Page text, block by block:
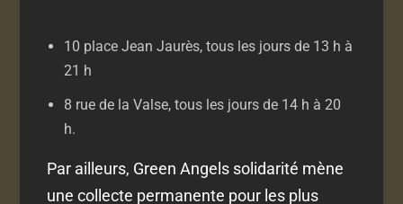
10 place Jean Jaurès, tous les jours de 13 h à
21 h
8 rue de la Valse, tous les jours de 14 h à 20
h.
Par ailleurs, Green Angels solidarité mène
une collecte permanente pour les plus